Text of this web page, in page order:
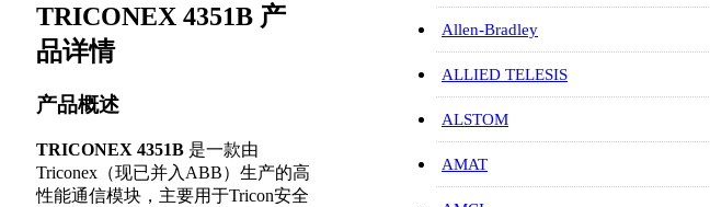
TRICONEX 4351B 产
品详情
产品概述
TRICONEX 4351B 是一款由
Triconex（现已并入ABB）生产的高
性能通信模块， 主要用于Tricon安全
Allen-Bradley
ALLIED TELESIS
ALSTOM
AMAT